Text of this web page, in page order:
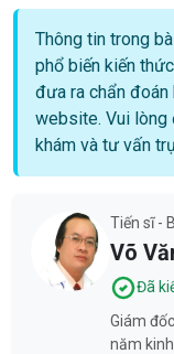
Thông tin trong
phổ biến kiến
đưa ra chẩn đoán
website. Vui lòng
khám và tư vấn
Tiến sĩ -
Võ
Đã
Giám
năm